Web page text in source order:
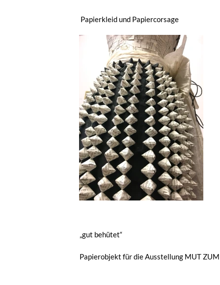
Papierkleid und Papiercorsage
„gut behütet“
Papierobjekt für die Ausstellung MUT